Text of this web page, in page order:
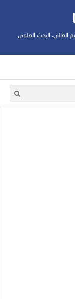
العالي، البحث العلمي